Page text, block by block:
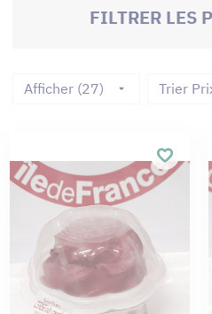
FILTRER LES
Afficher (27) Trier